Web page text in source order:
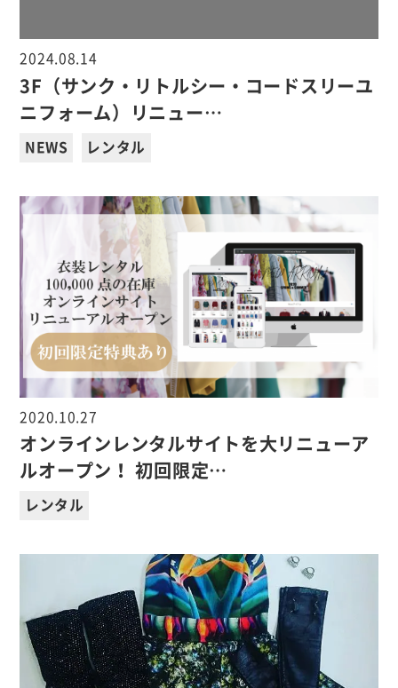
2024.08.14
3F（サンク・リトルシー・コードスリーユ
ニフォーム）リニュー…
NEWS レンタル
2020.10.27
オンラインレンタルサイトを大リニューア
ルオープン！ 初回限定…
レンタル